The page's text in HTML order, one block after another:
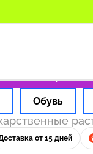
картой РФ
Обувь
от 15 дней